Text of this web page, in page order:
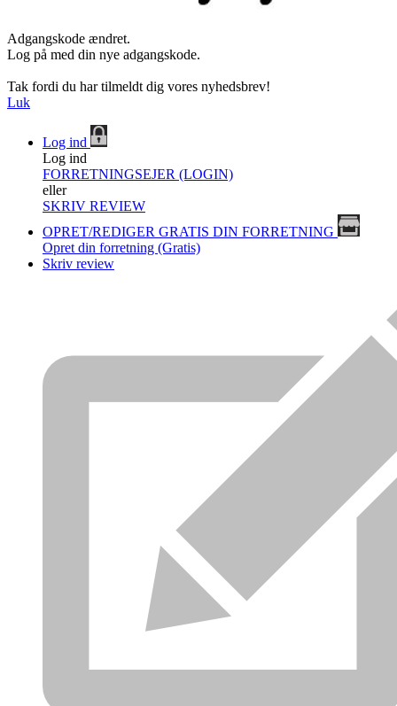
Adgangskode ændret.
Log på med din nye adgangskode.
Tak fordi du har tilmeldt dig vores nyhedsbrev!
Luk
Log ind
Log ind
FORRETNINGSEJER (LOGIN)
eller
SKRIV REVIEW
OPRET/REDIGER GRATIS DIN FORRETNING
Opret din forretning (Gratis)
Skriv review